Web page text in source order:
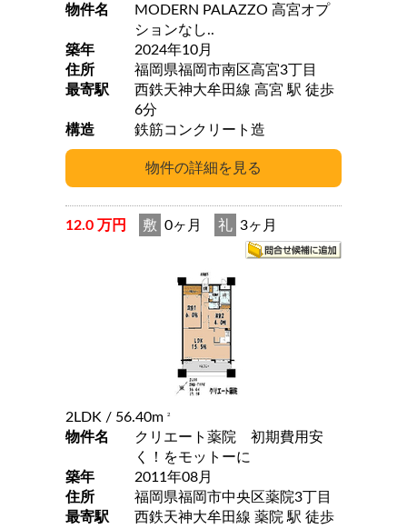
物件名
MODERN PALAZZO 高宮オプ
ションなし..
築年
2024年10月
住所
福岡県福岡市南区高宮3丁目
最寄駅
西鉄天神大牟田線 高宮 駅 徒歩
6分
構造
鉄筋コンクリート造
12.0 万円 敷 0ヶ月 礼 3ヶ月
2LDK / 56.40m 2
物件名
クリエート薬院 初期費用安
く！をモットーに
築年
2011年08月
住所
福岡県福岡市中央区薬院3丁目
最寄駅
西鉄天神大牟田線 薬院 駅 徒歩